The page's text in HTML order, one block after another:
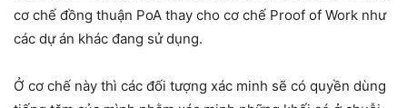
cơ chế đồng thuận PoA thay cho cơ chế Proof of Work như
các dự án khác đang sử dụng.
Ở cơ chế này thì các đối tượng xác minh sẽ có quyền dùng